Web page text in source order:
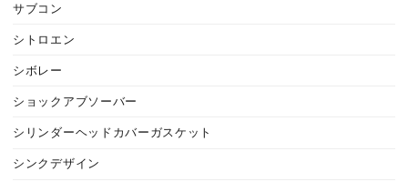
サブコン
シトロエン
シボレー
ショックアブソーバー
シリンダーヘッドカバーガスケット
シンクデザイン